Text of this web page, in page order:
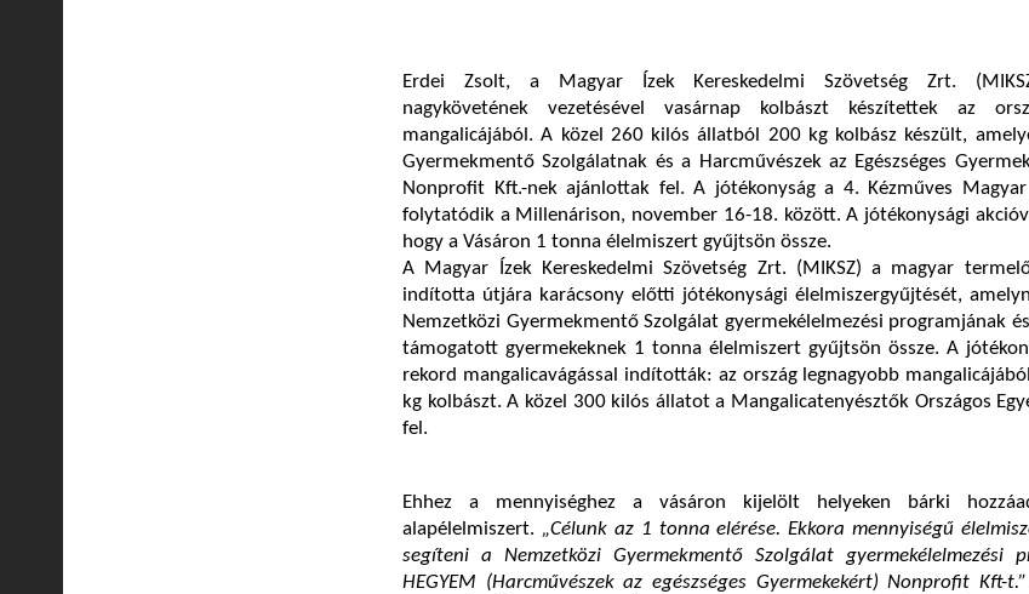
Erdei Zsolt, a Magyar Ízek Kereskedelmi Szövetség Zrt.
nagykövetének vezetésével vasárnap kolbászt készítettek az
mangalicájából. A közel 260 kilós állatból 200 kg kolbász készült,
Gyermekmentő Szolgálatnak és a Harcművészek az Egészséges
Nonprofit Kft.-nek ajánlottak fel. A jótékonyság a 4. Kézműves
folytatódik a Millenárison, november 16-18. között. A jótékonysági
hogy a Vásáron 1 tonna élelmiszert gyűjtsön össze.
A Magyar Ízek Kereskedelmi Szövetség Zrt. (MIKSZ) a magyar
indította útjára karácsony előtti jótékonysági élelmiszergyűjtését,
Nemzetközi Gyermekmentő Szolgálat gyermekélelmezési programjának és
támogatott gyermekeknek 1 tonna élelmiszert gyűjtsön össze. A
rekord mangalicavágással indították: az ország legnagyobb
kg kolbászt. A közel 300 kilós állatot a Mangalicatenyésztők Országos
fel.
Ehhez a mennyiséghez a vásáron kijelölt helyeken bárki
alapélelmiszert. „Célunk az 1 tonna elérése. Ekkora mennyiségű
segíteni a Nemzetközi Gyermekmentő Szolgálat gyermekélelmezési
HEGYEM (Harcművészek az egészséges Gyermekekért) Nonprofit Kft-t.”